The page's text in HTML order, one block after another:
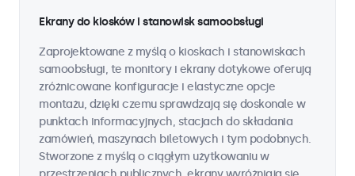
Ekrany do kiosków i stanowisk samoobsługi
Zaprojektowane z myślą o kioskach i stanowiskach
samoobsługi, te monitory i ekrany dotykowe oferują
zróżnicowane konfiguracje i elastyczne opcje
montażu, dzięki czemu sprawdzają się doskonale w
punktach informacyjnych, stacjach do składania
zamówień, maszynach biletowych i tym podobnych.
Stworzone z myślą o ciągłym użytkowaniu w